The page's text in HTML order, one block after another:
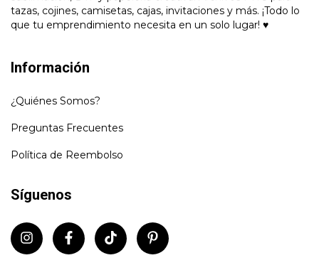
tazas, cojines, camisetas, cajas, invitaciones y más. ¡Todo lo
que tu emprendimiento necesita en un solo lugar! ♥
Información
¿Quiénes Somos?
Preguntas Frecuentes
Política de Reembolso
Síguenos